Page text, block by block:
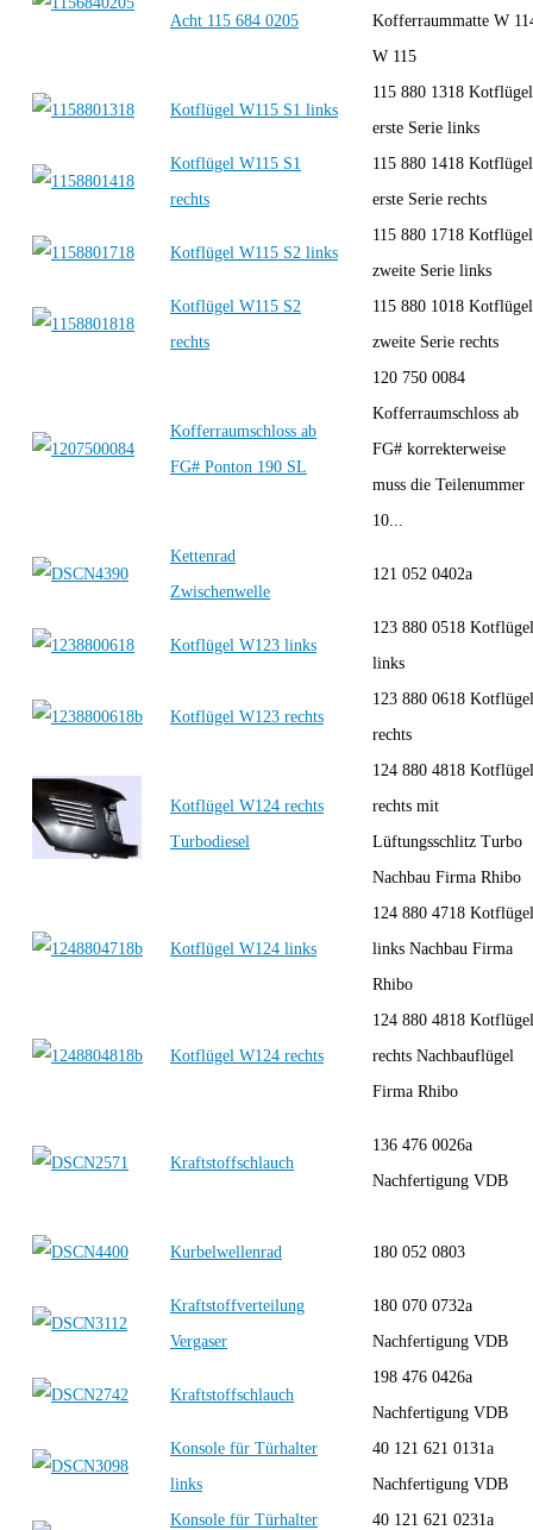
Acht 115 684 0205
Kofferraummatte W
W 115
Kotflügel W115 S1 links
115 880 1318 Kotflügel
erste Serie links
Kotflügel W115 S1
rechts
115 880 1418 Kotflügel
erste Serie rechts
Kotflügel W115 S2 links
115 880 1718 Kotflügel
zweite Serie links
Kotflügel W115 S2
rechts
115 880 1018 Kotflügel
zweite Serie rechts
Kofferraumschloss ab
FG# Ponton 190 SL
120 750 0084
Kofferraumschloss ab
FG# korrekterweise
muss die Teilenummer
10...
Kettenrad
Zwischenwelle
121 052 0402a
Kotflügel W123 links
123 880 0518 Kotflügel
links
Kotflügel W123 rechts
123 880 0618 Kotflügel
rechts
Kotflügel W124 rechts
Turbodiesel
124 880 4818 Kotflügel
rechts mit
Lüftungsschlitz Turbo
Nachbau Firma Rhibo
Kotflügel W124 links
124 880 4718 Kotflügel
links Nachbau Firma
Rhibo
Kotflügel W124 rechts
124 880 4818 Kotflügel
rechts Nachbauflügel
Firma Rhibo
Kraftstoffschlauch
136 476 0026a
Nachfertigung VDB
Kurbelwellenrad 180 052 0803
Kraftstoffverteilung
Vergaser
180 070 0732a
Nachfertigung VDB
Kraftstoffschlauch
198 476 0426a
Nachfertigung VDB
Konsole für Türhalter
links
40 121 621 0131a
Nachfertigung VDB
Konsole für Türhalter
40 121 621 0231a